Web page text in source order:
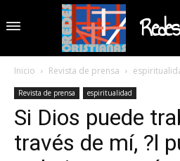
Inicio Revista de prensa
Revista de prensa espiritualidad
Si Dios puede
través de mí, ?l